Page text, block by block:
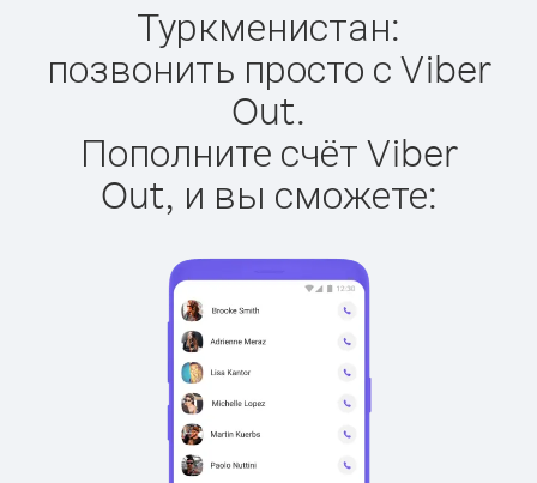
Туркменистан:
позвонить просто с Viber
Out.
Пополните счёт Viber
Out, и вы сможете: